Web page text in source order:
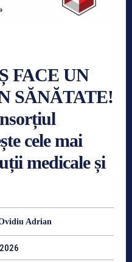
FACE UN
SĂNĂTATE!
cele mai
medicale și
Adrian